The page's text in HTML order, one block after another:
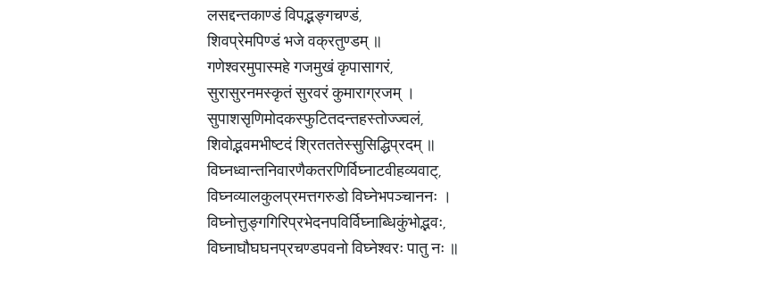
लसद्दन्तकाण्डं विपद्भङ्गचण्डं,
शिवप्रेमपिण्डं भजे वक्रतुण्डम् ॥
गणेश्वरमुपास्महे गजमुखं कृपासागरं,
सुरासुरनमस्कृतं सुरवरं कुमाराग्रजम् ।
सुपाशसृणिमोदकस्फुटितदन्तहस्तोज्ज्वलं,
शिवोद्भवमभीष्टदं श्रितततेस्सुसिद्धिप्रदम् ॥
विघ्नध्वान्तनिवारणैकतरणिर्विघ्नाटवीहव्यवाट्,
विघ्नव्यालकुलप्रमत्तगरुडो विघ्नेभपञ्चाननः ।
विघ्नोत्तुङ्गगिरिप्रभेदनपविर्विघ्नाब्धिकुंभोद्भवः,
विघ्नाघौघघनप्रचण्डपवनो विघ्नेश्वरः पातु नः ॥